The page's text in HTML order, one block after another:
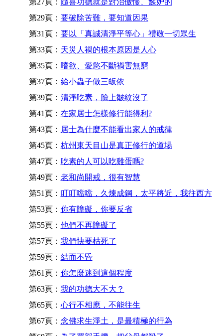
第29頁： 要破除苦難，要知道因果
第31頁： 要以「真誠清淨平等心」禮敬一切眾生
第33頁： 天災人禍的根本原因是人心
第35頁： 嗜欲、愛慾不斷禍害無窮
第37頁： 給小蟲子做三皈依
第39頁： 清淨吃素，臉上皺紋沒了
第41頁： 在家居士怎樣修行能得利?
第43頁： 居士為什麼不能看出家人的戒律
第45頁： 杭州東天目山是真正修行的道場
第47頁： 吃素的人可以吃雞蛋嗎?
第49頁： 老和尚開戒，很有智慧
第51頁： 叮叮噹噹，久煉成鋼，太平將近，我往西方
第53頁： 你有障礙，你要反省
第55頁： 他們不再障礙了
第57頁： 我們快要枯死了
第59頁： 結而不昏
第61頁： 你怎麼迷到這個程度
第63頁： 我的功德大不大？
第65頁： 心行不相應，不能往生
第67頁： 念佛求生淨土，是最積極的行為